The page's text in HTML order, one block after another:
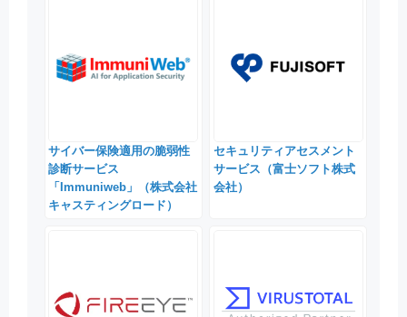
サイバー保険適用の脆弱性
診断サービス
「Immuniweb」（株式会社
キャスティングロード）
セキュリティアセスメント
サービス（富士ソフト株式
会社）